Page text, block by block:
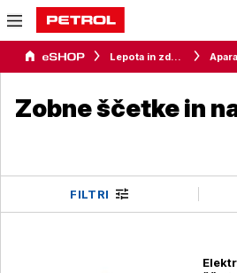
Lepota in zdravje
Zobne ščetke in
FILTRI